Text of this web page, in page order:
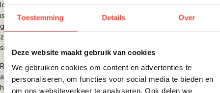
Toestemming Details Over
Deze website maakt gebruik van cookies
We gebruiken cookies om content en advertenties te
personaliseren, om functies voor social media te bieden en
om ons websiteverkeer te analyseren. Ook delen we
lokale collega’s staan 24/7 voor je klaar om te helpen als dat nodig
is. Dit doen we zowel vanuit Nederland als in Myanmar zelf. Ook
garanderen wij jou van repatriëring mocht dit onverhoopt nodig
zijn. Uiteraard altijd in overleg. Zo kun je op ons rekenen in elke
situatie en denken we graag met je mee.
Riksja Travel is een financieel gezonde reisorganisatie en is
aangesloten bij de ANVR, de SGR en het Calamiteitenfonds. Dit
houdt in dat je verzekerd bent van goede reisvoorwaarden en dat